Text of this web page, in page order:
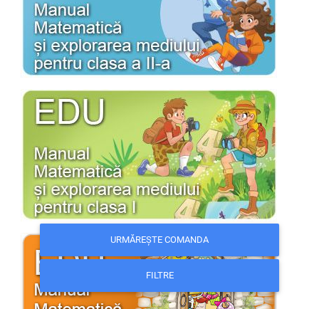
URMĂREȘTE COMANDA
FILTRE